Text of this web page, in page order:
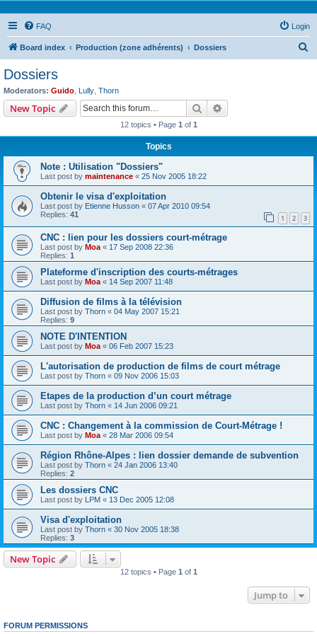
FAQ Login
Board index Production (zone adhérents) Dossiers
Dossiers
Moderators: Guido Lully Thorn
New Topic Search
12 topics • Page 1 of 1
Topics
Note : Utilisation "Dossiers"
Last post by maintenance « 25 Nov 2005 18:22
Obtenir le visa d'exploitation
Last post by Etienne Husson « 07 Apr 2010 09:54
Replies: 41 1 2 3
CNC : lien pour les dossiers court-métrage
Last post by Moa « 17 Sep 2008 22:36
Replies: 1
Plateforme d'inscription des courts-métrages
Last post by Moa « 14 Sep 2007 11:48
Diffusion de films à la télévision
Last post by Thorn « 04 May 2007 15:21
Replies: 9
NOTE D'INTENTION
Last post by Moa « 06 Feb 2007 15:23
L'autorisation de production de films de court métrage
Last post by Thorn « 09 Nov 2006 15:03
Etapes de la production d’un court métrage
Last post by Thorn « 14 Jun 2006 09:21
CNC : Changement à la commission de Court-Métrage !
Last post by Moa « 28 Mar 2006 09:54
Région Rhône-Alpes : lien dossier demande de subvention
Last post by Thorn « 24 Jan 2006 13:40
Replies: 2
Les dossiers CNC
Last post by LPM « 13 Dec 2005 12:08
Visa d'exploitation
Last post by Thorn « 30 Nov 2005 18:38
Replies: 3
New Topic
12 topics • Page 1 of 1
Jump to
FORUM PERMISSIONS